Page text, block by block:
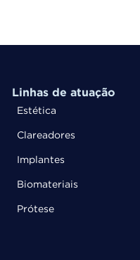
Linhas de atuação
Estética
Clareadores
Implantes
Biomateriais
Prótese